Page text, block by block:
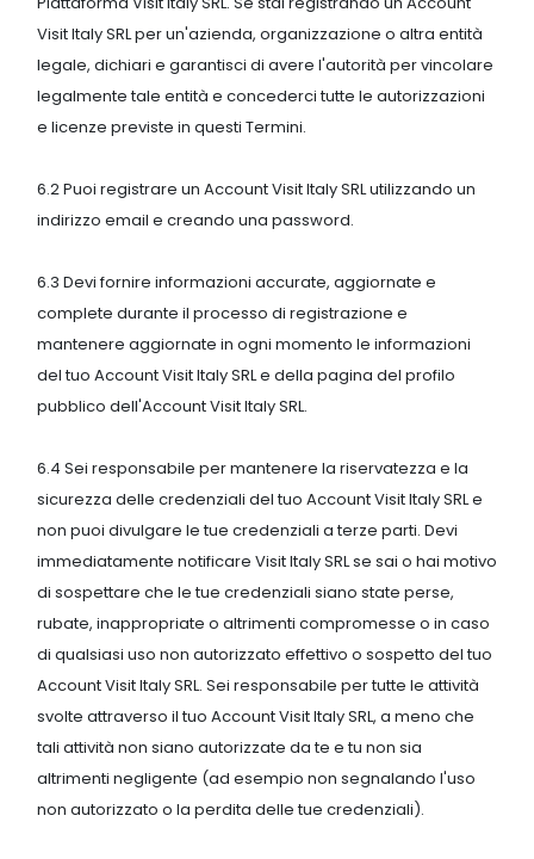
Visit Italy SRL per un'azienda, organizzazione o altra entità
legale, dichiari e garantisci di avere l'autorità per vincolare
legalmente tale entità e concederci tutte le autorizzazioni
e licenze previste in questi Termini.
6.2 Puoi registrare un Account Visit Italy SRL utilizzando un
indirizzo email e creando una password.
6.3 Devi fornire informazioni accurate, aggiornate e
complete durante il processo di registrazione e
mantenere aggiornate in ogni momento le informazioni
del tuo Account Visit Italy SRL e della pagina del profilo
pubblico dell'Account Visit Italy SRL.
6.4 Sei responsabile per mantenere la riservatezza e la
sicurezza delle credenziali del tuo Account Visit Italy SRL e
non puoi divulgare le tue credenziali a terze parti. Devi
immediatamente notificare Visit Italy SRL se sai o hai motivo
di sospettare che le tue credenziali siano state perse,
rubate, inappropriate o altrimenti compromesse o in caso
di qualsiasi uso non autorizzato effettivo o sospetto del tuo
Account Visit Italy SRL. Sei responsabile per tutte le attività
svolte attraverso il tuo Account Visit Italy SRL, a meno che
tali attività non siano autorizzate da te e tu non sia
altrimenti negligente (ad esempio non segnalando l'uso
non autorizzato o la perdita delle tue credenziali).